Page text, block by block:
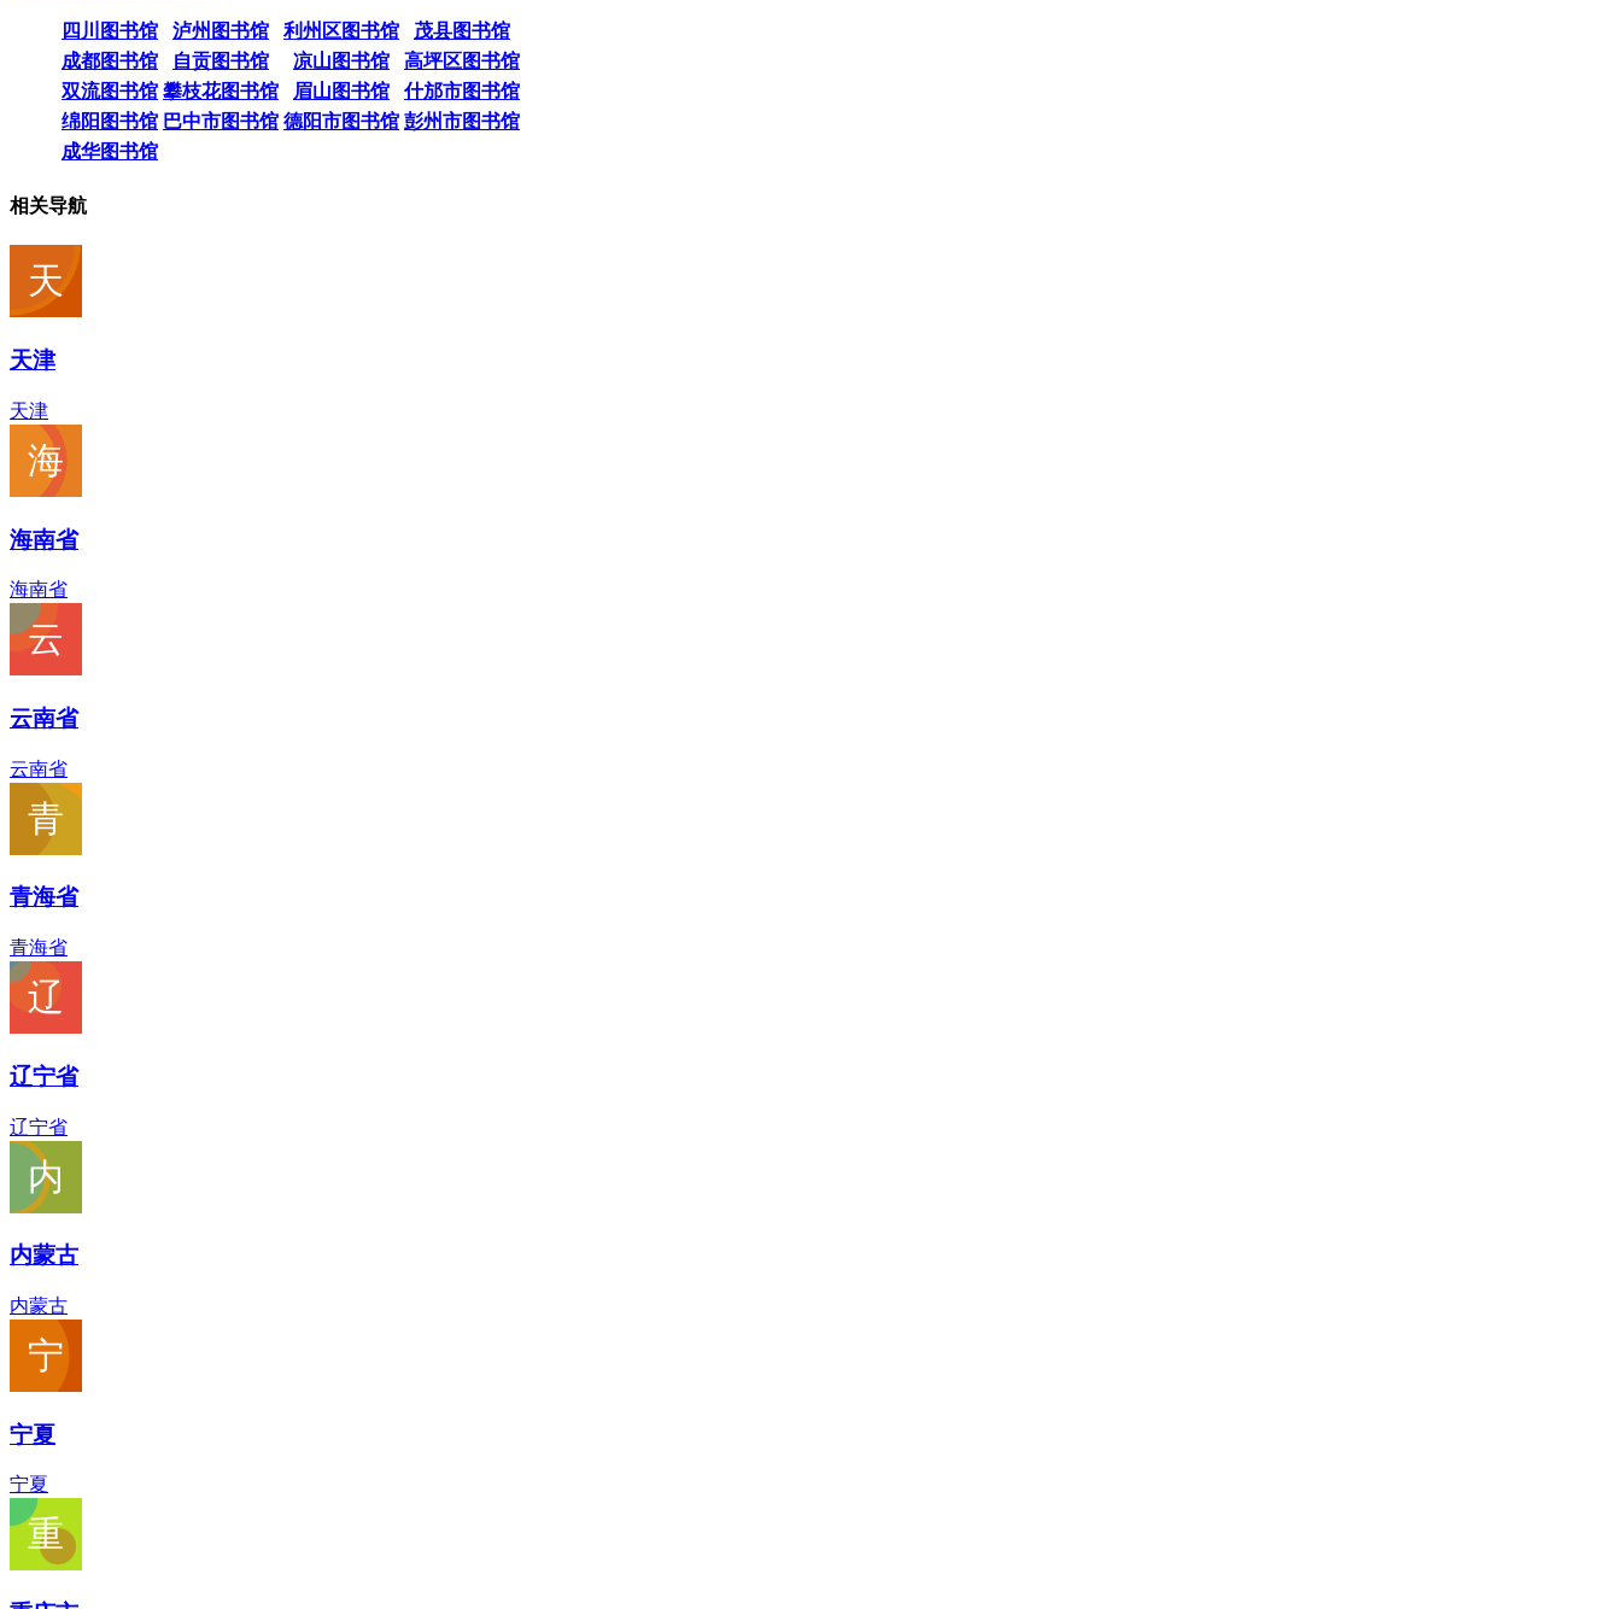
四川图书馆 泸州图书馆 利州区图书馆
茂县图书馆
成都图书馆
自贡图书馆 凉山图书馆
高坪区图书馆
双流图书馆 攀枝花图书馆 眉山图书馆
什邡市图书馆
绵阳图书馆 巴中市图书馆 德阳市图书馆 彭州市图书馆
成华图书馆
相关导航
天津
天津
海南省
海南省
云南省
云南省
青海省
青海省
辽宁省
辽宁省
内蒙古
内蒙古
宁夏
宁夏